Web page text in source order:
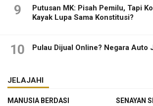
9
Putusan MK: Pisah Pemilu, Tapi
Kayak Lupa Sama Konstitusi?
10 Pulau Dijual Online? Negara Auto
JELAJAHI
MANUSIA BERDASI
SENAYAN